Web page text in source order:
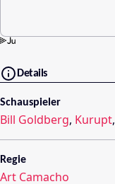
Details
Schauspieler
Bill Goldberg, Kurupt,
Regie
Art Camacho